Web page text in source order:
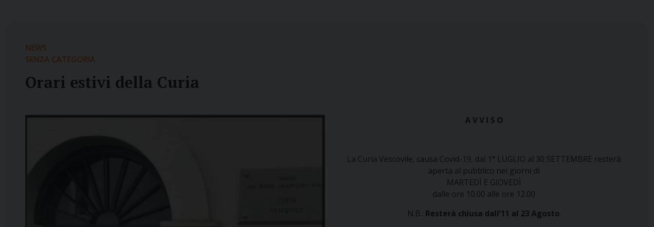
NEWS
SENZA CATEGORIA
Orari estivi della Curia
A V V I S O
La Curia Vescovile, causa Covid-19, dal 1° LUGLIO al 30 SETTEMBRE resterà
aperta al pubblico nei giorni di
MARTEDÌ E GIOVEDÌ
dalle ore 10.00 alle ore 12.00
N.B.: Resterà chiusa dall’11 al 23 Agosto.